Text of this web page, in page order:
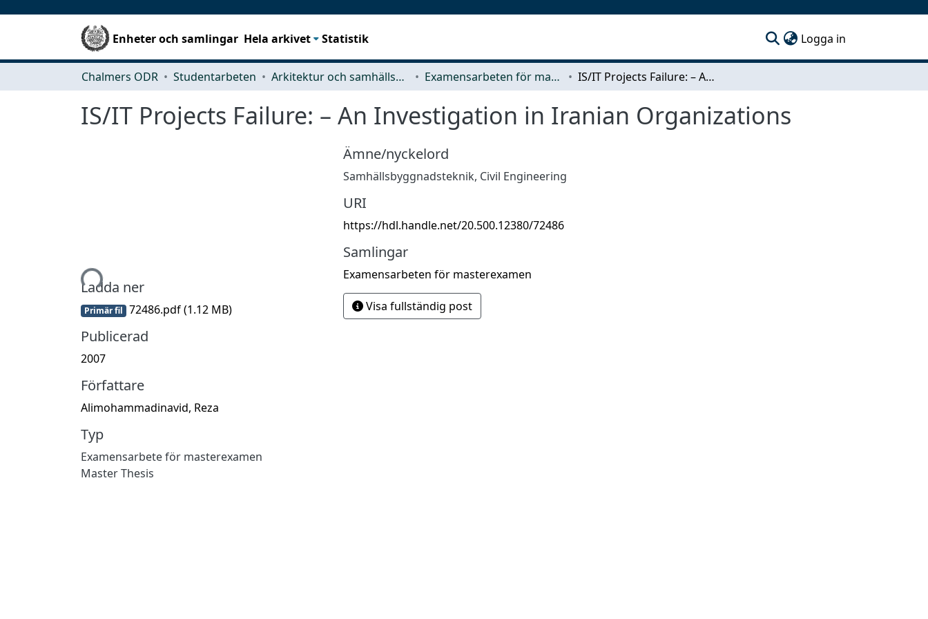
Enheter och samlingar Hela arkivet Statistik Logga in
Chalmers ODR Studentarbeten Arkitektur och samhällsbyggnadsteknik (ACE) Examensarbeten för masterexamen IS/IT Projects Failure: – An Investigation in Iranian Organizations
IS/IT Projects Failure: – An Investigation in Iranian Organizations
Hämtar...Ladda ner
Primär fil 72486.pdf(1.12 MB)
Publicerad
2007
Författare
Alimohammadinavid, Reza
Typ
Examensarbete för masterexamen
Master Thesis
Ämne/nyckelord
Samhällsbyggnadsteknik, Civil Engineering
URI
https://hdl.handle.net/20.500.12380/72486
Samlingar
Examensarbeten för masterexamen
Visa fullständig post